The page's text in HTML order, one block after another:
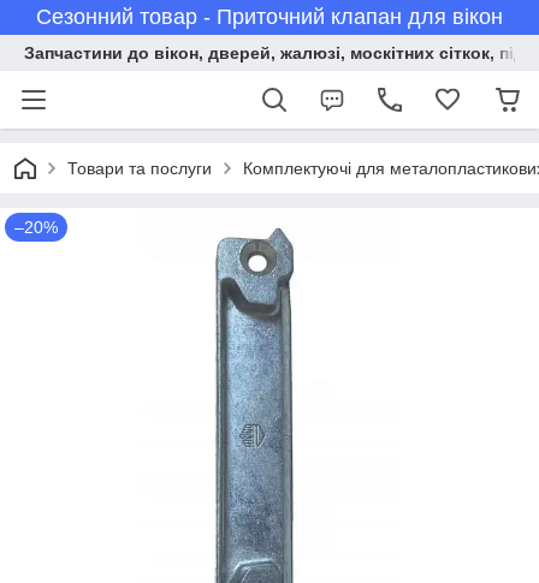
Сезонний товар - Приточний клапан для вікон
Запчастини до вікон, дверей, жалюзі, москітних сіткок,
Товари та послуги Комплектуючі для
–20%